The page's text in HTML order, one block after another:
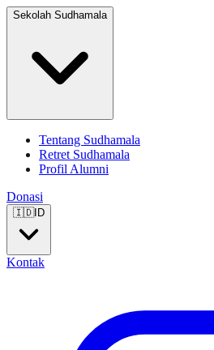
Sekolah Sudhamala
Tentang Sudhamala
Retret Sudhamala
Profil Alumni
Donasi
🇮🇩ID
Kontak